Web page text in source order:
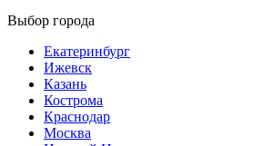
Выбор города
Екатеринбург
Ижевск
Казань
Кострома
Краснодар
Москва